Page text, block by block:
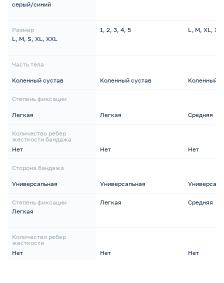
серый/синий
Размер
L, M, S, XL, XXL
Часть тела
Коленный сустав
Степень фиксации
Легкая
Количество ребер
жесткости бандажа
Нет
Сторона бандажа
Универсальная
Степень фиксации
Легкая
Количество ребер
жесткости
Нет
1, 2, 3, 4, 5
Коленный сустав
Легкая
Нет
Универсальная
Легкая
Нет
L, M, XL,
Коленный
Средняя
Нет
Средняя
Нет